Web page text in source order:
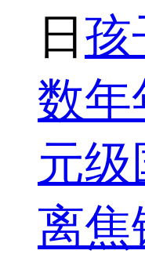
日 孩
数年
元级
离焦